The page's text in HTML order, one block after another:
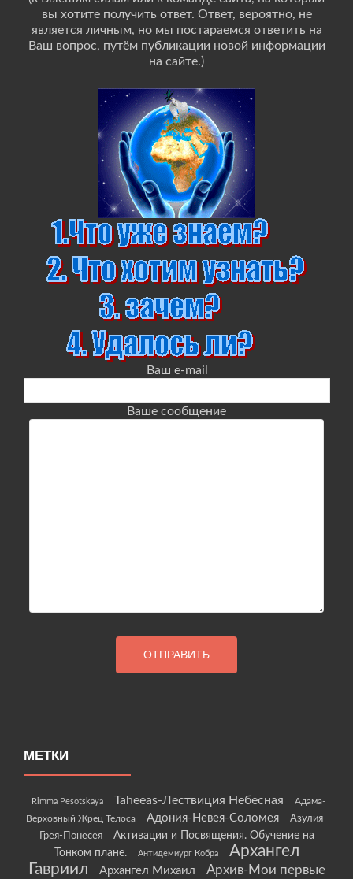
вы хотите получить ответ. Ответ, вероятно, не
является личным, но мы постараемся ответить на
Ваш вопрос, путём публикации новой информации
на сайте.)
Ваш e-mail
Ваше сообщение
МЕТКИ
Rimma Pesotskaya Taheeas-Лествиция Небесная
Адама-
Верховный Жрец Телоса
Адония-Невея-Соломея
Азулия-
Грея-Понесея
Активации и Посвящения. Обучение на
Тонком плане.
Антидемиург Кобра
Архангел
Гавриил
Архангел Михаил
Архив-Мои первые